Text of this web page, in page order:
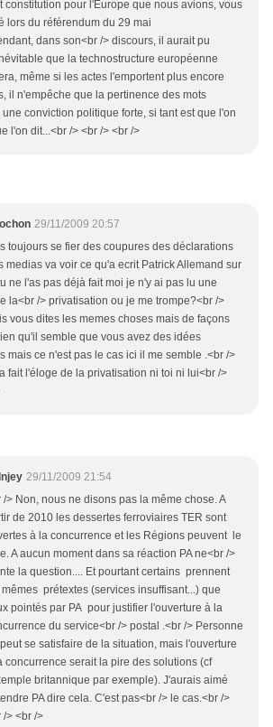
constitution pour l'Europe que nous avions, vous
lors du référendum du 29 mai
dans son<br /> discours, il aurait pu
que la technostructure européenne
même si les actes l'emportent plus encore
il n'empêche que la pertinence des mots
une conviction politique forte, si tant est que l'on
l'on dit...<br /> <br /> <br />
29/11/2009 20:57
toujours se fier des coupures des déclarations
medias va voir ce qu'a ecrit Patrick Allemand sur
ne l'as pas déjà fait moi je n'y ai pas lu une
la<br /> privatisation ou je me trompe?<br />
vous dites les memes choses mais de façons
qu'il semble que vous avez des idées
mais ce n'est pas le cas ici il me semble .<br />
fait l'éloge de la privatisation ni toi ni lui<br />
29/11/2009 21:54
/> Non, nous ne disons pas la même chose. A
de 2010 les dessertes ferroviaires TER sont
à la concurrence et les Régions peuvent le
A aucun moment dans sa réaction PA ne<br />
la question.... Et pourtant certains prennent
mêmes prétextes (services insuffisant...) que
pointés par PA pour justifier l'ouverture à la
du service<br /> postal .<br /> Personne
se satisfaire de la situation, mais l'ouverture
concurrence serait la pire des solutions (cf
britannique par exemple). J'aurais aimé
PA dire cela. C'est pas<br /> le cas.<br />
/> <br />